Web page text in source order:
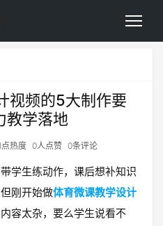
视频的5大制作要
教学落地
点热度 0人点赞 0条评论
学生练动作，课后想补知识
刚开始做体育微课教学设计
容太杂，要么学生说看不